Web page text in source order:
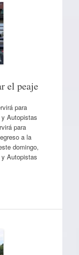
el peaje
para
Autopistas
para
a la
domingo,
Autopistas